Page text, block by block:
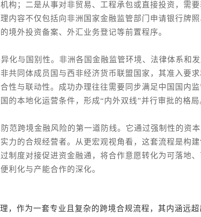
构；二是从事对非贸易、工程承包或直接投资，需
内容不仅包括向非洲国家金融监管部门申请银行牌照
境外投资备案、外汇业务登记等前置程序。
与国别性。非洲各国金融监管环境、法律体系和发
共同体成员国与西非经济货币联盟国家，其准入要
性与联动性。成功办理往往需要同步满足中国国内
的本地化运营条件，形成“内外双线”并行审批的格局
跨境金融风险的第一道防线。它通过强制性的资本
力的合规经营者。从更宏观视角看，这套流程是构
制度对接促进资金融通，将合作意愿转化为可落地、
利化与产能合作的深化。
作为一套专业且复杂的跨境合规流程，其内涵远超